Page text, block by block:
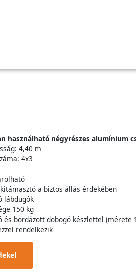
használható négyrészes alumínium
4,40 m
4x3
a biztos állás érdekében
lábdugók
150 kg
és bordázott dobogó készlettel (mérete
rendelkezik